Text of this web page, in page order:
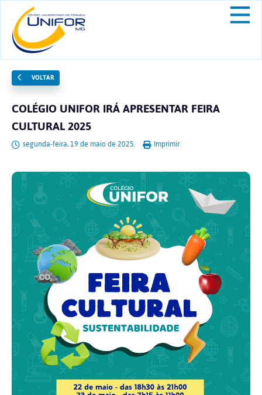
VOLTAR
COLÉGIO UNIFOR IRÁ APRESENTAR FEIRA
CULTURAL 2025
segunda-feira, 19 de maio de 2025. Imprimir